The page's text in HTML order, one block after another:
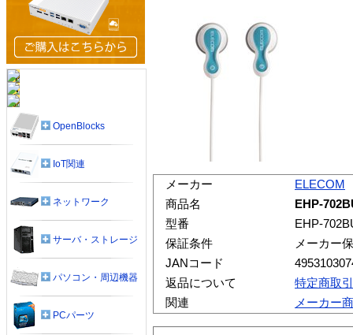
メーカー
ELECOM
商品名
EHP-
型番
EHP-
保証条件
メーカー
JANコード
返品について
特定商取
関連
メーカー
OpenBlocks
IoT関連
ネットワーク
サーバ・ストレージ
パソコン・周辺機器
PCパーツ